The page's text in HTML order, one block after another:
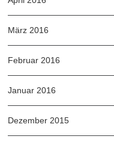
März 2016
Februar 2016
Januar 2016
Dezember 2015